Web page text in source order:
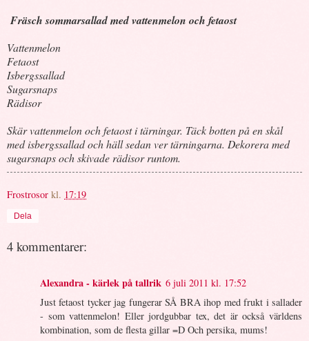
Fräsch sommarsallad med vattenmelon och fetaost
Vattenmelon
Fetaost
Isbergssallad
Sugarsnaps
Rädisor
Skär vattenmelon och fetaost i tärningar. Täck botten på en skål
med isbergssallad och häll sedan ver tärningarna. Dekorera med
sugarsnaps och skivade rädisor runtom.
Frostrosor kl. 17:19
Dela
4 kommentarer:
Alexandra - kärlek på tallrik 6 juli 2011 kl. 17:52
Just fetaost tycker jag fungerar SÅ BRA ihop med frukt i sallader
- som vattenmelon! Eller jordgubbar tex, det är också världens
kombination, som de flesta gillar =D Och persika, mums!